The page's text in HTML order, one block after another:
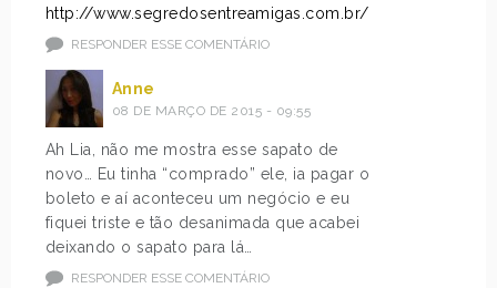
http://www.segredosentreamigas.com.br/
RESPONDER ESSE COMENTÁRIO
Anne
08 DE MARÇO DE 2015 - 09:55
Ah Lia, não me mostra esse sapato de
novo… Eu tinha “comprado” ele, ia pagar o
boleto e aí aconteceu um negócio e eu
fiquei triste e tão desanimada que acabei
deixando o sapato para lá…
RESPONDER ESSE COMENTÁRIO